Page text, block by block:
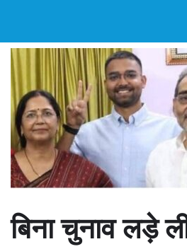
बिना चुनाव लड़े